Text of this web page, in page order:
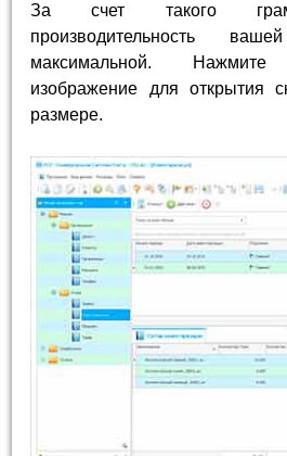
За счет такого
производительность
максимальной.
изображение для открытия
размере.